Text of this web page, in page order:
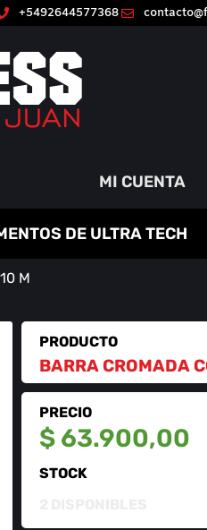
+5492644577368
MI CUENTA
DE ULTRA TECH
M
PRODUCTO
BARRA CROMADA
PRECIO
$63.900,00
STOCK